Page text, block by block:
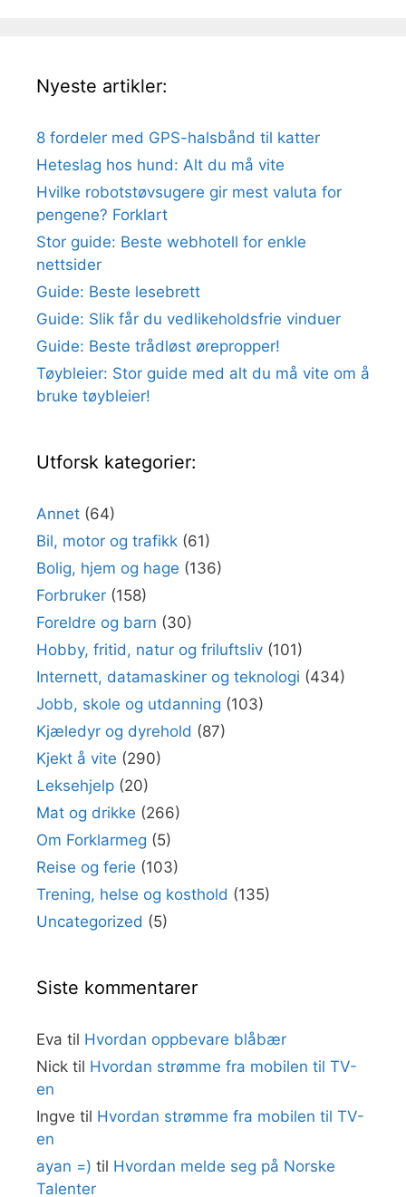
Nyeste artikler:
8 fordeler med GPS-halsbånd til katter
Heteslag hos hund: Alt du må vite
Hvilke robotstøvsugere gir mest valuta for
pengene? Forklart
Stor guide: Beste webhotell for enkle
nettsider
Guide: Beste lesebrett
Guide: Slik får du vedlikeholdsfrie vinduer
Guide: Beste trådløst ørepropper!
Tøybleier: Stor guide med alt du må vite om å
bruke tøybleier!
Utforsk kategorier:
Annet (64)
Bil, motor og trafikk (61)
Bolig, hjem og hage (136)
Forbruker (158)
Foreldre og barn (30)
Hobby, fritid, natur og friluftsliv (101)
Internett, datamaskiner og teknologi (434)
Jobb, skole og utdanning (103)
Kjæledyr og dyrehold (87)
Kjekt å vite (290)
Leksehjelp (20)
Mat og drikke (266)
Om Forklarmeg (5)
Reise og ferie (103)
Trening, helse og kosthold (135)
Uncategorized (5)
Siste kommentarer
Eva til Hvordan oppbevare blåbær
Nick til Hvordan strømme fra mobilen til TV-
en
Ingve til Hvordan strømme fra mobilen til TV-
en
ayan =) til Hvordan melde seg på Norske
Talenter